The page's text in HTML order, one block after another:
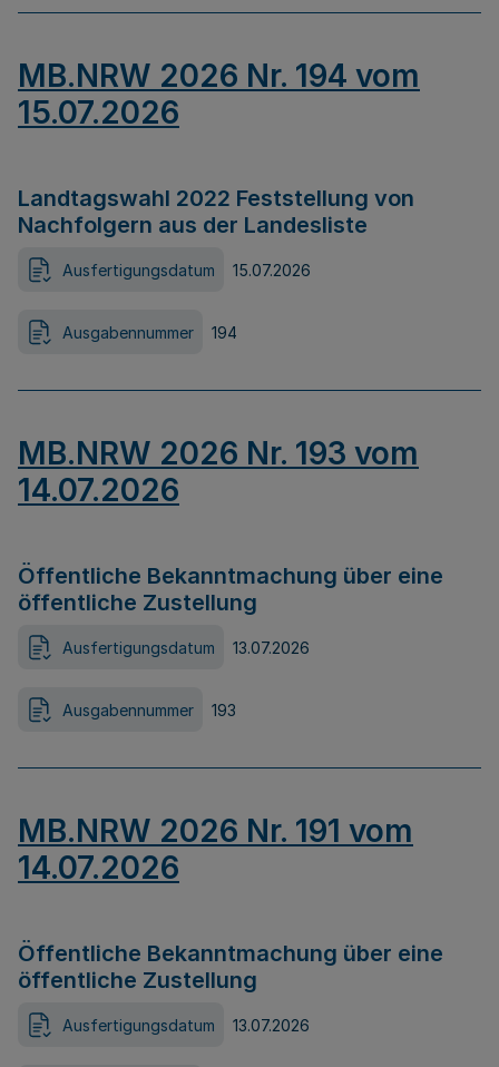
MB.NRW 2026 Nr. 194 vom
15.07.2026
Landtagswahl 2022 Feststellung von
Nachfolgern aus der Landesliste
Ausfertigungsdatum 15.07.2026
Ausgabennummer 194
MB.NRW 2026 Nr. 193 vom
14.07.2026
Öffentliche Bekanntmachung über eine
öffentliche Zustellung
Ausfertigungsdatum 13.07.2026
Ausgabennummer 193
MB.NRW 2026 Nr. 191 vom
14.07.2026
Öffentliche Bekanntmachung über eine
öffentliche Zustellung
Ausfertigungsdatum 13.07.2026